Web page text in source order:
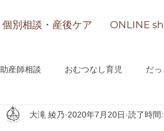
個別相談・産後ケア ONLINE
助産師相談 おむつなし育児 だ
その他 「おかえり」on-lineサロン
大滝 綾乃 2020年7月20日 読了時間